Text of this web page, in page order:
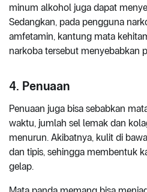
minum alkohol juga dapat
Sedangkan, pada pengguna
amfetamin, kantung mata
narkoba tersebut menyebabkan
4. Penuaan
Penuaan juga bisa sebabkan
waktu, jumlah sel lemak dan
menurun. Akibatnya, kulit di
dan tipis, sehingga membentuk
gelap.